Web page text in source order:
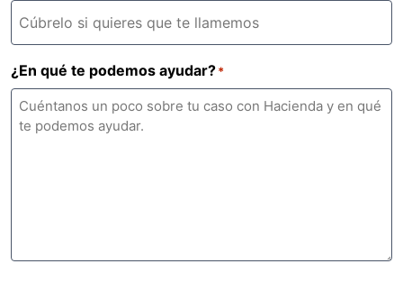
¿En qué te podemos ayudar?*